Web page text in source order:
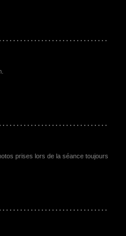
prises lors de la séance toujours